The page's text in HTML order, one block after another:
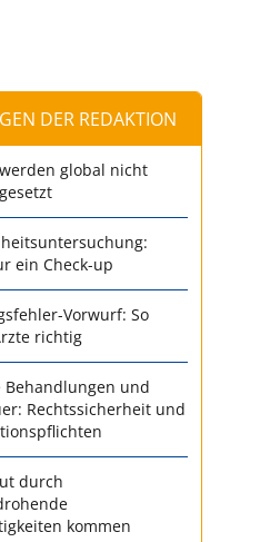
DER REDAKTION
global nicht
ein Check-up
Vorwurf: So
richtig
Behandlungen und
Rechtssicherheit und
durch
kommen